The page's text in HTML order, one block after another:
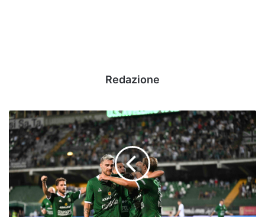
Redazione
Coppa
Italia,
Udinese-
Avellino:
cosa
succede
in
caso
di